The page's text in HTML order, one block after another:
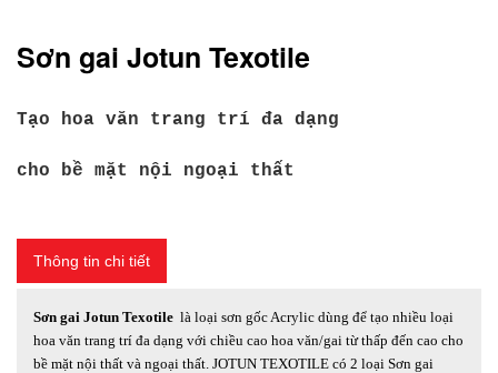
Sơn gai Jotun Texotile
Tạo hoa văn trang trí đa dạng
cho bề mặt nội ngoại thất
Thông tin chi tiết
Sơn gai Jotun Texotile là loại sơn gốc Acrylic dùng để tạo nhiều loại
hoa văn trang trí đa dạng với chiều cao hoa văn/gai từ thấp đến cao cho
bề mặt nội thất và ngoại thất. JOTUN TEXOTILE có 2 loại Sơn gai